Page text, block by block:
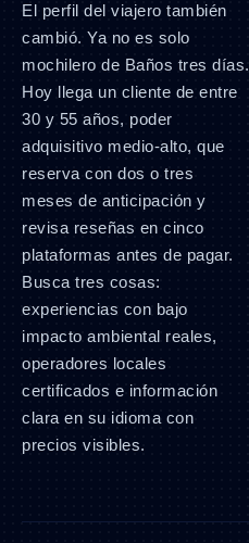
El perfil del viajero también
cambió. Ya no es solo
mochilero de Baños tres días.
Hoy llega un cliente de entre
30 y 55 años, poder
adquisitivo medio-alto, que
reserva con dos o tres
meses de anticipación y
revisa reseñas en cinco
plataformas antes de pagar.
Busca tres cosas:
experiencias con bajo
impacto ambiental reales,
operadores locales
certificados e información
clara en su idioma con
precios visibles.